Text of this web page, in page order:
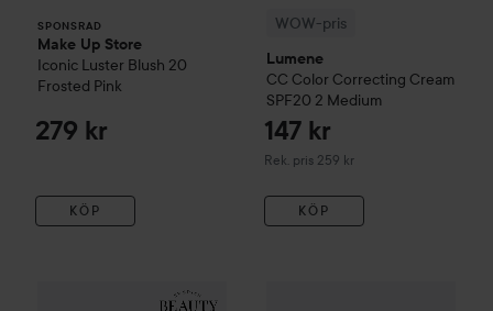
SPONSRAD
Make Up Store
Iconic Luster Blush 20
Frosted Pink
279 kr
KÖP
WOW-pris
Lumene
CC Color Correcting Cream
SPF20 2 Medium
147 kr
Rek. pris 259 kr
Rekommenderat pris 259 kr
KÖP
ErborianCC Creme 15ml